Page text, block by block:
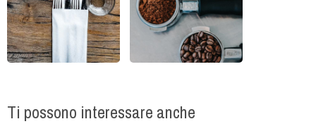
Ti possono interessare anche